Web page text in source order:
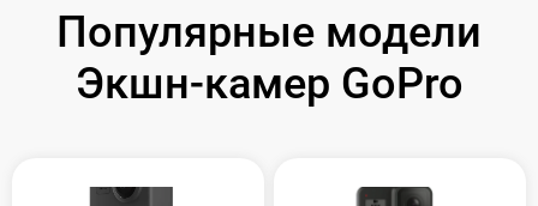
Популярные модели
Экшн-камер GoPro